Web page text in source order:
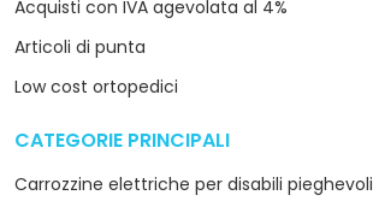
Acquisti con IVA agevolata al 4%
Articoli di punta
Low cost ortopedici
CATEGORIE PRINCIPALI
Carrozzine elettriche per disabili pieghevoli